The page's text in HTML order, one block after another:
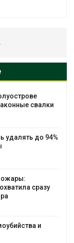
свалки
удалять до 94%
сразу
и